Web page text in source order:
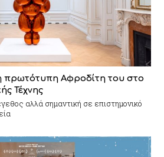
πρωτότυπη Αφροδίτη του στο
Τέχνης
αλλά σημαντική σε επιστημονικό